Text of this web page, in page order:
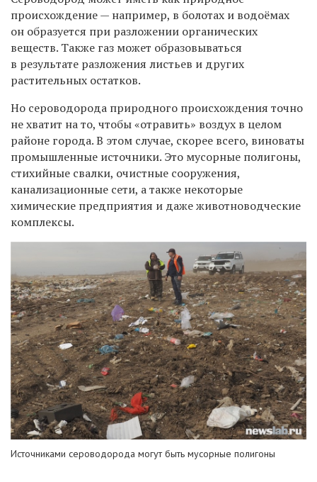
происхождение — например, в болотах и водоёмах
он образуется при разложении органических
веществ. Также газ может образовываться
в результате разложения листьев и других
растительных остатков.
Но сероводорода природного происхождения точно
не хватит на то, чтобы «отравить» воздух в целом
районе города. В этом случае, скорее всего, виноваты
промышленные источники. Это мусорные полигоны,
стихийные свалки, очистные сооружения,
канализационные сети, а также некоторые
химические предприятия и даже животноводческие
комплексы.
Источниками сероводорода могут быть мусорные полигоны